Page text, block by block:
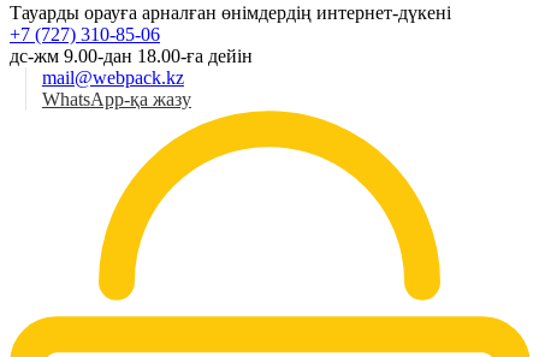
Тауарды орауға арналған өнімдердің интернет-дүкені
+7 (727) 310-85-06
дс-жм 9.00-дан 18.00-ға дейін
mail@webpack.kz
WhatsApp-қа жазу